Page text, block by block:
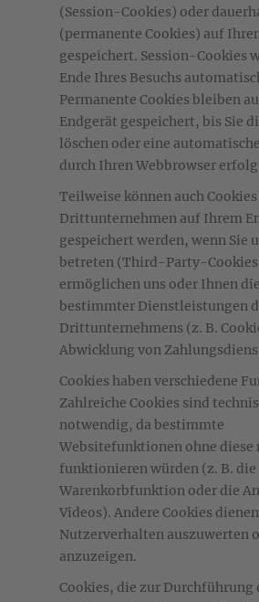
(Session-Cookies) oder
(permanente Cookies) auf
gespeichert. Session-Cookies
Ende Ihres Besuchs
Permanente Cookies bleiben
Endgerät gespeichert, bis Sie
löschen oder eine
durch Ihren Webbrowser
Teilweise können auch
Drittunternehmen auf Ihrem
gespeichert werden, wenn Sie
betreten (Third-Party-
ermöglichen uns oder Ihnen
bestimmter Dienstleistungen
Drittunternehmens (z. B.
Abwicklung von
Cookies haben verschiedene
Zahlreiche Cookies sind
notwendig, da bestimmte
Websitefunktionen ohne diese
funktionieren würden (z. B. die
Warenkorbfunktion oder die
Videos). Andere Cookies
Nutzerverhalten auszuwerten
anzuzeigen.
Cookies, die zur Durchführung